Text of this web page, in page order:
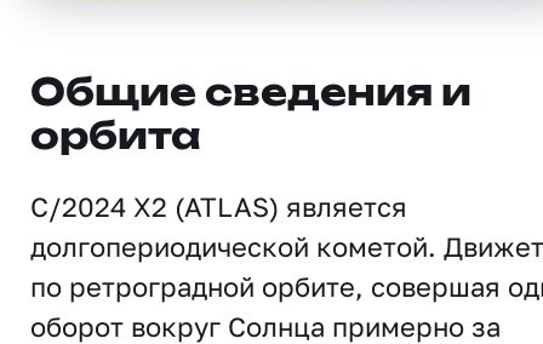
Общие сведения и
орбита
C/2024 X2 (ATLAS) является
долгопериодической кометой.
по ретроградной орбите, совершая
оборот вокруг Солнца примерно за